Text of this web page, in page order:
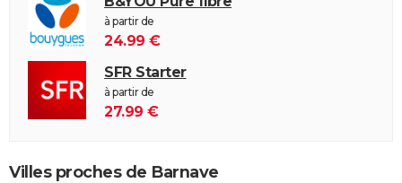
à partir de
24.99 €
SFR Starter
à partir de
27.99 €
Villes proches de Barnave